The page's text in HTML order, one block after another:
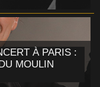
À PARIS :
MOULIN